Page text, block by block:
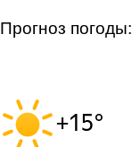
Прогноз погоды: